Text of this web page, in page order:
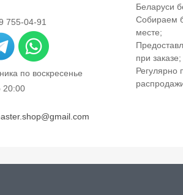
755-04-91
по воскресенье
20:00
Беларуси
Собираем
месте;
при заказе;
Регулярно